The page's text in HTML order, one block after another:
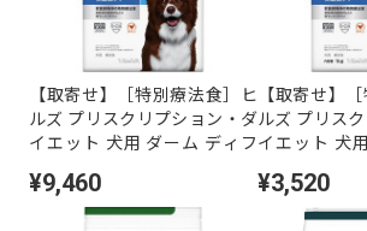
【取寄せ】［特別療法食］ヒ
ルズ プリスクリプション・ダ
イエット 犬用 ダーム ディフ
¥9,460
【取寄せ】
ルズ プリス
イエット 犬
¥3,520